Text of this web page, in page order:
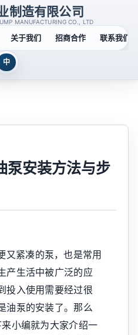
制造有限公司
MANUFACTURING CO., LTD
关于我们 招商合作 联系我们
中
泵安装方法与步
又紧凑的泵，也是常用
产生活中被广泛的应
投入使用需要经过很
油泵的安装了。那么
小编就为大家介绍一